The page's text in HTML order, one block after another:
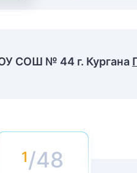
СОШ № 44 г. Кургана
/48